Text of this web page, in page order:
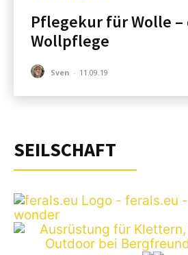
Pflegekur für Wolle
Wollpflege
Sven - 11.09.19
SEILSCHAFT